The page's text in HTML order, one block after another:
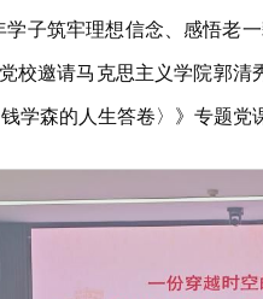
子筑牢理想信念、感悟老
校邀请马克思主义学院郭
森的人生答卷〉》专题党